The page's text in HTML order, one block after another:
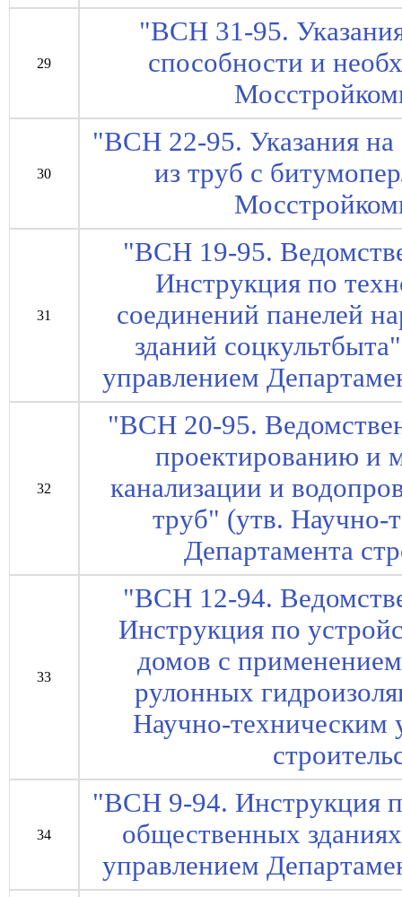
29
"ВСН 31-95.
способности и
30
"ВСН 22-95. Указания на
из труб с
31
"ВСН 19-95.
Инструкция по
соединений панелей
зданий
управлением
32
"ВСН 20-95.
проектированию и
канализации и
труб" (утв. Научно-
Департамента
33
"ВСН 12-94.
Инструкция по
домов с
рулонных
Научно-техническим
34
"ВСН 9-94. Инструкция
общественных
управлением